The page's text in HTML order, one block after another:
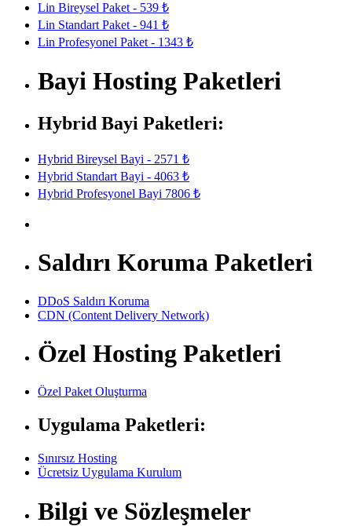
Lin Bireysel Paket - 539 ₺
Lin Standart Paket - 941 ₺
Lin Profesyonel Paket - 1343 ₺
Bayi Hosting Paketleri
Hybrid Bayi Paketleri:
Hybrid Bireysel Bayi - 2571 ₺
Hybrid Standart Bayi - 4063 ₺
Hybrid Profesyonel Bayi 7806 ₺
Saldırı Koruma Paketleri
DDoS Saldırı Koruma
CDN (Content Delivery Network)
Özel Hosting Paketleri
Özel Paket Oluşturma
Uygulama Paketleri:
Sınırsız Hosting
Ücretsiz Uygulama Kurulum
Bilgi ve Sözleşmeler